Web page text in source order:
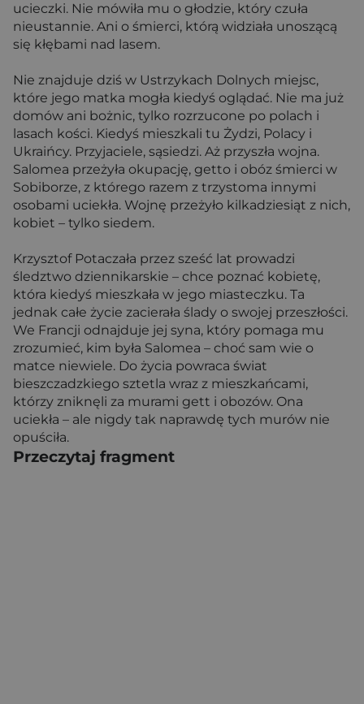
ucieczki. Nie mówiła mu o głodzie, który czuła
nieustannie. Ani o śmierci, którą widziała unoszącą
się kłębami nad lasem.
Nie znajduje dziś w Ustrzykach Dolnych miejsc,
które jego matka mogła kiedyś oglądać. Nie ma już
domów ani bożnic, tylko rozrzucone po polach i
lasach kości. Kiedyś mieszkali tu Żydzi, Polacy i
Ukraińcy. Przyjaciele, sąsiedzi. Aż przyszła wojna.
Salomea przeżyła okupację, getto i obóz śmierci w
Sobiborze, z którego razem z trzystoma innymi
osobami uciekła. Wojnę przeżyło kilkadziesiąt z nich,
kobiet – tylko siedem.
Krzysztof Potaczała przez sześć lat prowadzi
śledztwo dziennikarskie – chce poznać kobietę,
która kiedyś mieszkała w jego miasteczku. Ta
jednak całe życie zacierała ślady o swojej przeszłości.
We Francji odnajduje jej syna, który pomaga mu
zrozumieć, kim była Salomea – choć sam wie o
matce niewiele. Do życia powraca świat
bieszczadzkiego sztetla wraz z mieszkańcami,
którzy zniknęli za murami gett i obozów. Ona
uciekła – ale nigdy tak naprawdę tych murów nie
opuściła.
Przeczytaj fragment